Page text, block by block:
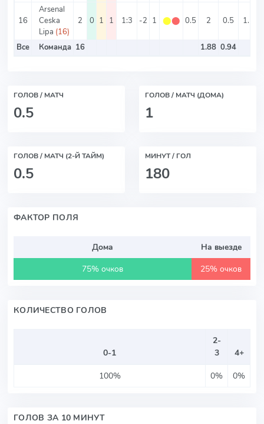
16
Arsenal
Ceska
Lipa (16)
2 0 1 1 1:3 -2 1 ⬤⬤ 0.5 2 0.5 1.5
Все Команда 16 1.88 0.94
ГОЛОВ / МАТЧ
0.5
ГОЛОВ / МАТЧ (ДОМА)
1
ГОЛОВ / МАТЧ (2-Й ТАЙМ)
0.5
МИНУТ / ГОЛ
180
ФАКТОР ПОЛЯ
Дома
На выезде
75% очков
25% очков
КОЛИЧЕСТВО ГОЛОВ
0-1
2-
3
4+
100%
0% 0%
ГОЛОВ ЗА 10 МИНУТ